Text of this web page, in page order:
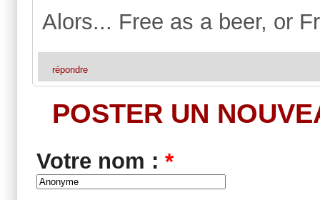
Alors... Free as a beer, or
répondre
POSTER UN
Votre nom : *